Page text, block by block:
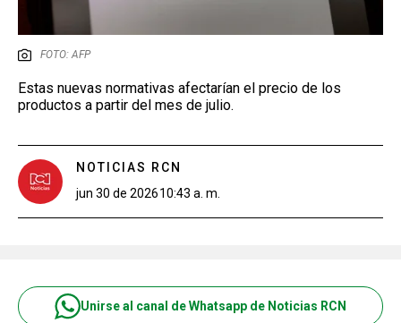
FOTO: AFP
Estas nuevas normativas afectarían el precio de los
productos a partir del mes de julio.
NOTICIAS RCN
jun 30 de 202610:43 a. m.
Unirse al canal de Whatsapp de Noticias RCN